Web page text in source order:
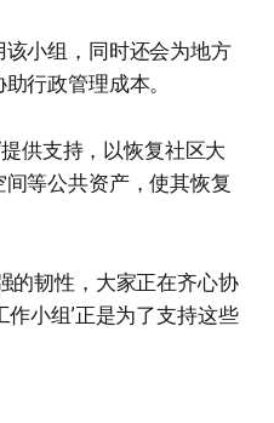
小组，同时还会为地方
行政管理成本。
供支持，以恢复社区大
等公共资产，使其恢复
的韧性，大家正在齐心协
作小组’正是为了支持这些